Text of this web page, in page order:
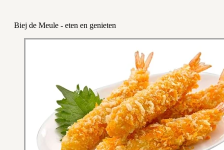
Biej de Meule - eten en genieten